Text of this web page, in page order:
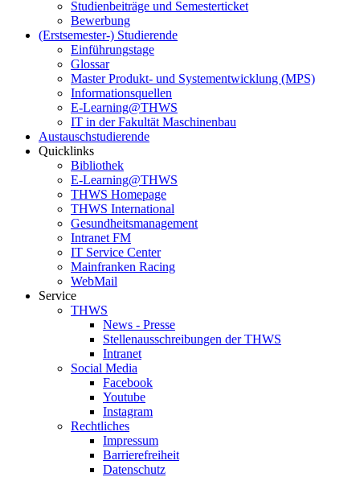
Studienbeiträge und Semesterticket
Bewerbung
(Erstsemester-) Studierende
Einführungstage
Glossar
Master Produkt- und Systementwicklung (MPS)
Informationsquellen
E-Learning@THWS
IT in der Fakultät Maschinenbau
Austauschstudierende
Quicklinks
Bibliothek
E-Learning@THWS
THWS Homepage
THWS International
Gesundheitsmanagement
Intranet FM
IT Service Center
Mainfranken Racing
WebMail
Service
THWS
News - Presse
Stellenausschreibungen der THWS
Intranet
Social Media
Facebook
Youtube
Instagram
Rechtliches
Impressum
Barrierefreiheit
Datenschutz